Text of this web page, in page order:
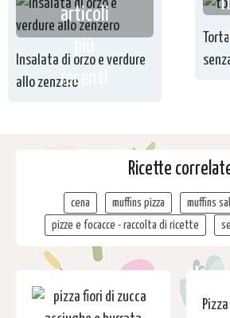
articoli
recenti
Insalata di orzo e verdure
allo zenzero
Ricette
cena muffins pizza muffins
pizze e focacce - raccolta di ricette